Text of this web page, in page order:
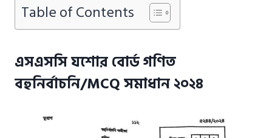
Table of Contents
এসএসসি যশোর বোর্ড গণিত
বহুনির্বাচনি/MCQ সমাধান ২০২৪